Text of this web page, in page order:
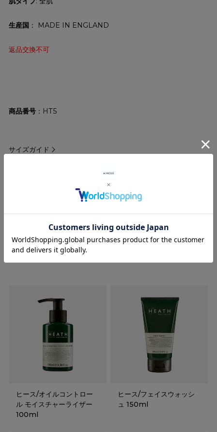
生産国 ： MADE IN ENGLAND
返品交換不可
商品番号 HT5
サイズガイド
RECOMMENDED ITEMS
ヒース/オイルコントロー
ル モイスチャーライザー
100ml
ヒース/フェイスウォッシ
ュ 150ml